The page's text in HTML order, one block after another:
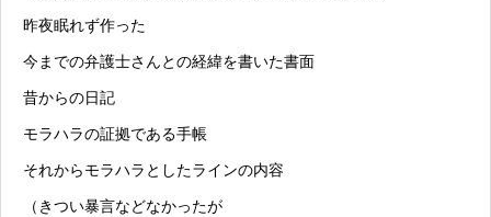
昨夜眠れず作った
今までの弁護士さんとの経緯を書いた書面
昔からの日記
モラハラの証拠である手帳
それからモラハラ としたラインの内容
（きつい暴言などなかったが